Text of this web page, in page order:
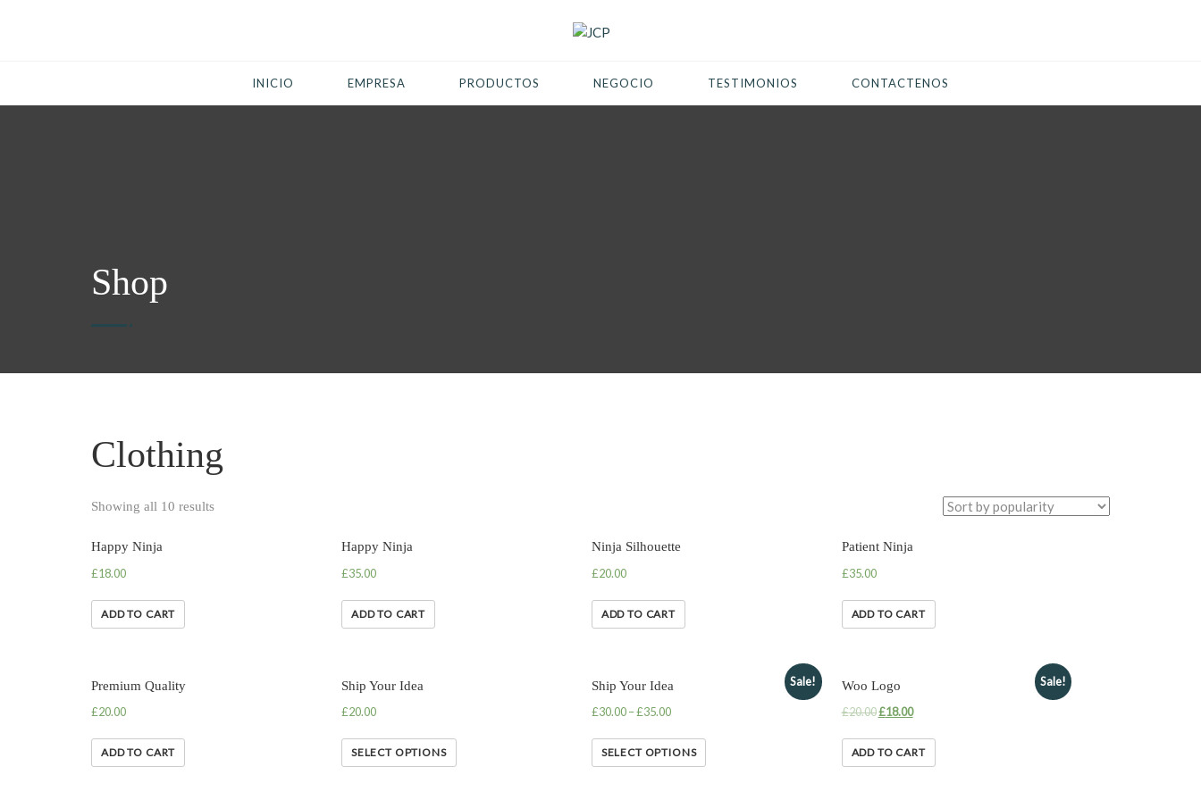
INICIO EMPRESA PRODUCTOS NEGOCIO TESTIMONIOS CONTACTENOS
Shop
Clothing
Showing all 10 results
Happy Ninja
£18.00
ADD TO CART
Happy Ninja
£35.00
ADD TO CART
Ninja Silhouette
£20.00
ADD TO CART
Patient Ninja
£35.00
ADD TO CART
Premium Quality
£20.00
ADD TO CART
Ship Your Idea
£20.00
SELECT OPTIONS
Sale!
Ship Your Idea
£30.00–£35.00
SELECT OPTIONS
Sale!
Woo Logo
£20.00£18.00
ADD TO CART